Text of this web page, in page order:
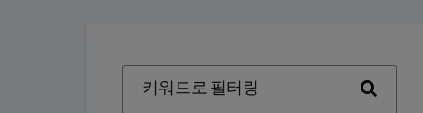
키워드로 필터링